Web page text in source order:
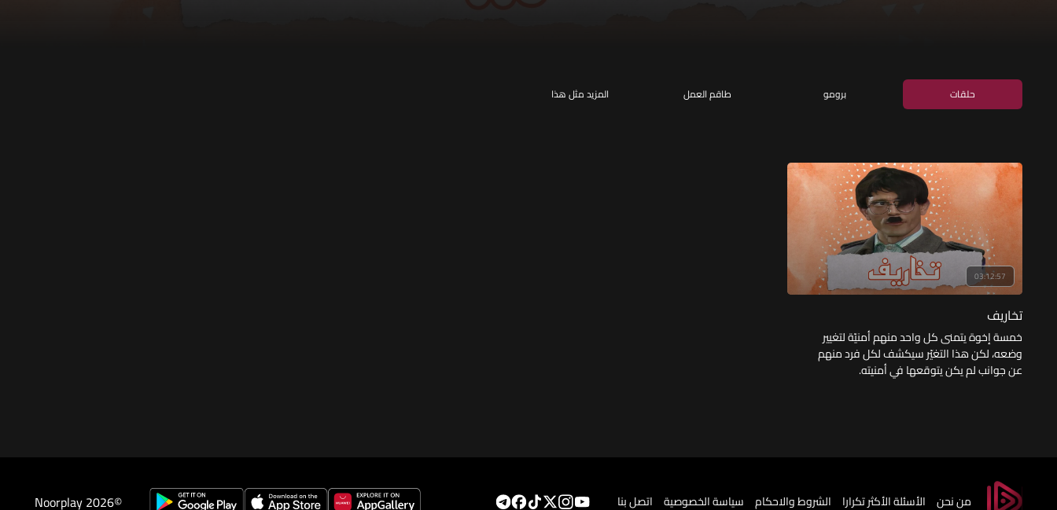
حلقات برومو طاقم العمل المزيد مثل هذا
03:12:57
تخاريف
خمسة إخوة يتمنى كل واحد منهم أمنيّة لتغيير
وضعه، لكن هذا التغيّر سيكشف لكل فرد منهم
عن جوانب لم يكن يتوقعها في أمنيته.
من نحن الأسئلة الأكثر تكرارا الشروط والاحكام سياسة الخصوصية اتصل بنا Noorplay 2026©